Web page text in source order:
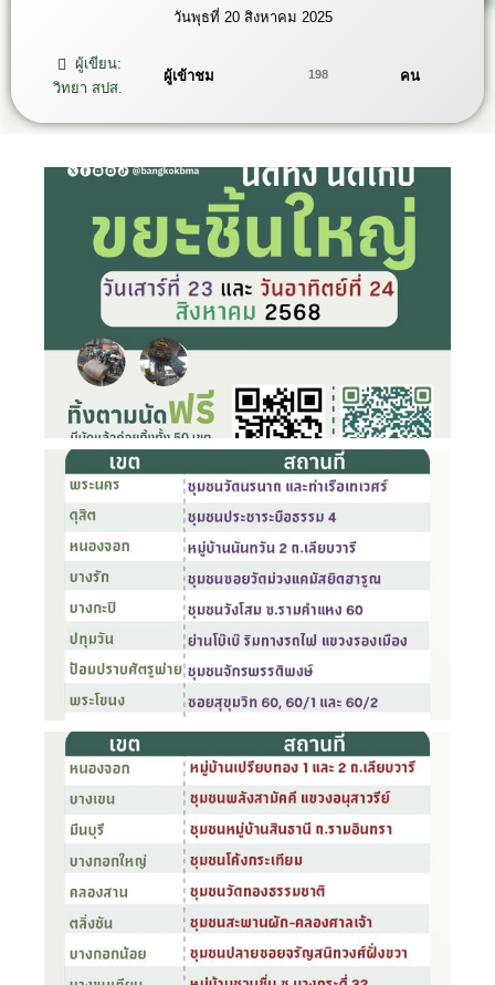
วันพุธที่ 20 สิงหาคม 2025
ผู้เขียน:
วิทยา สปส.
ผู้เข้าชม 198 คน